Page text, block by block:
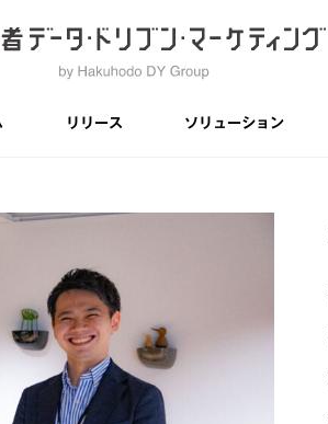
リリース ソリューション